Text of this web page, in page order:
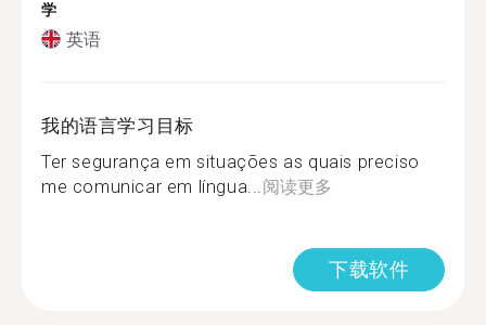
学
英语
我的语言学习目标
Ter segurança em situações as quais preciso
me comunicar em língua... 阅读更多
下载软件